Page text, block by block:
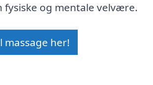
og mentale velvære.
massage her!